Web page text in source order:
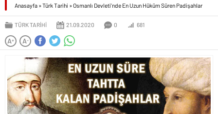
Anasayfa »Türk Tarihi »Osmanlı Devleti’nde En Uzun Hüküm Süren Padişahlar
TÜRK TARIHI 21.09.2020 0 681
A+ A-